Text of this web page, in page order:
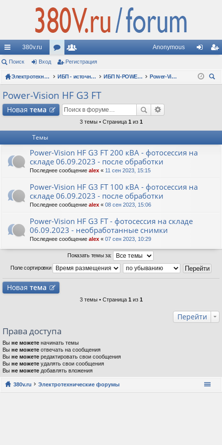
с
ы
лк
380v.ru
ор
ум
ол
ьз
ов
ат
Anonymous
д ис
Поиск Вход Регистрация
Электротехнические форумы ИБП - источники бесперебойного питания ИБП N-POWER: новые модели (презентации, фотосессии, обзоры)
Power-Vision HF G3 FT
Power-Vision HF G3 FT
Новая тема
3 темы • Страница 1 из 1
Темы
Power-Vision HF G3 FT 200 кВА - фотосессия на
складе 06.09.2023 - после обработки
Последнее сообщение alex « 11 сен 2023, 15:15
Power-Vision HF G3 FT 100 кВА - фотосессия на
складе 06.09.2023 - после обработки
Последнее сообщение alex « 08 сен 2023, 15:06
Power-Vision HF G3 FT - фотосессия на складе
06.09.2023 - необработанные снимки
Последнее сообщение alex « 07 сен 2023, 10:29
Показать темы за:
Поле сортировки
Новая тема
3 темы • Страница 1 из 1
Перейти
Права доступа
Вы не можете начинать темы
Вы не можете отвечать на сообщения
Вы не можете редактировать свои сообщения
Вы не можете удалять свои сообщения
Вы не можете добавлять вложения
380v.ru Электротехнические форумы